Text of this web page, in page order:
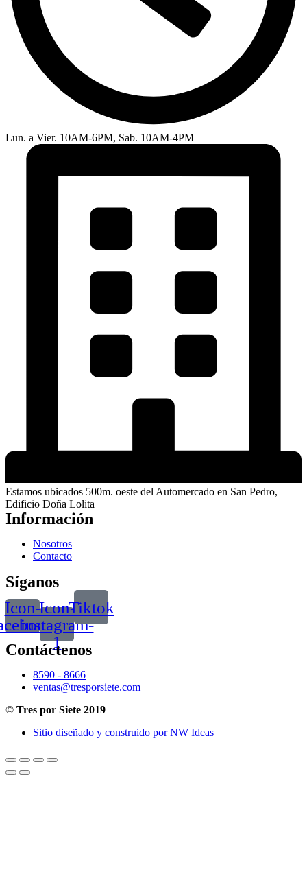
Lun. a Vier. 10AM-6PM, Sab. 10AM-4PM
Estamos ubicados 500m. oeste del Automercado en San Pedro,
Edificio Doña Lolita
Información
Nosotros
Contacto
Síganos
Icon-Icon-
instagram-
1
Tiktok
Contáctenos
8590 - 8666
ventas@tresporsiete.com
© Tres por Siete 2019
Sitio diseñado y construido por NW Ideas